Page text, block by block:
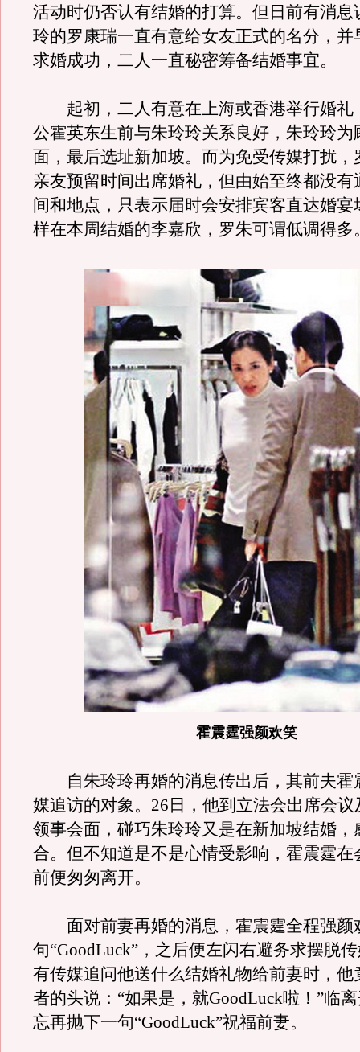
活动时仍否认有结婚的打算。但日前有消息
玲的罗康瑞一直有意给女友正式的名分，并
求婚成功，二人一直秘密筹备结婚事宜。
起初，二人有意在上海或香港举行婚礼
公霍英东生前与朱玲玲关系良好，朱玲玲为
面，最后选址新加坡。而为免受传媒打扰，
亲友预留时间出席婚礼，但由始至终都没有
间和地点，只表示届时会安排宾客直达婚宴
样在本周结婚的李嘉欣，罗朱可谓低调得多
霍震霆强颜欢笑
自朱玲玲再婚的消息传出后，其前夫霍
媒追访的对象。26日，他到立法会出席会
领事会面，碰巧朱玲玲又是在新加坡结婚，
合。但不知道是不是心情受影响，霍震霆在
前便匆匆离开。
面对前妻再婚的消息，霍震霆全程强颜
句“GoodLuck”，之后便左闪右避务求摆脱
有传媒追问他送什么结婚礼物给前妻时，他
者的头说：“如果是，就GoodLuck啦！”临
忘再抛下一句“GoodLuck”祝福前妻。